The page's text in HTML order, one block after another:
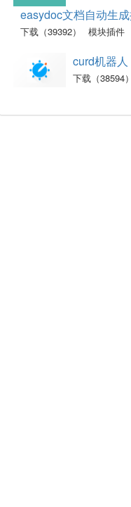
easydoc文档自动生
下载（39392） 模块插件
curd机器人
下载（38594）